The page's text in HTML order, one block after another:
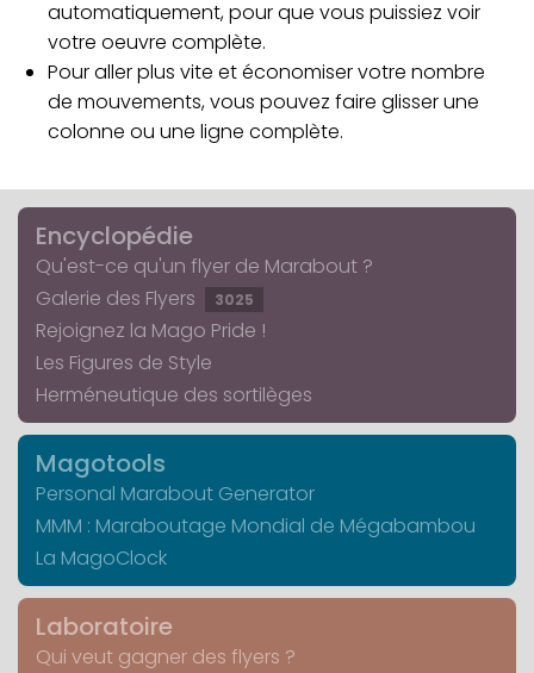
automatiquement, pour que vous puissiez voir
votre oeuvre complète.
Pour aller plus vite et économiser votre nombre
de mouvements, vous pouvez faire glisser une
colonne ou une ligne complète.
Encyclopédie
Qu'est-ce qu'un flyer de Marabout ?
Galerie des Flyers
3025
Rejoignez la Mago Pride !
Les Figures de Style
Herméneutique des sortilèges
Magotools
Personal Marabout Generator
MMM : Maraboutage Mondial de Mégabambou
La MagoClock
Laboratoire
Qui veut gagner des flyers ?